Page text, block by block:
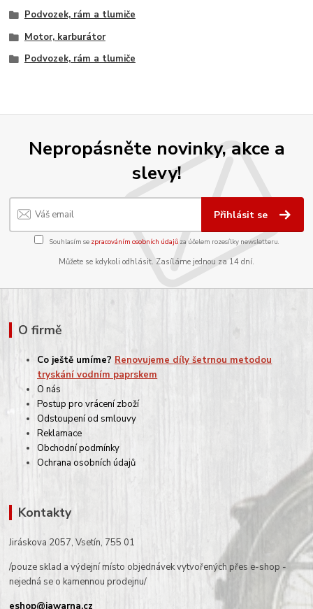
Podvozek, rám a tlumiče
Motor, karburátor
Podvozek, rám a tlumiče
Nepropásněte novinky, akce a
slevy!
Přihlásit se
Souhlasím se zpracováním osobních údajůza účelem rozesílky newsletteru.
Můžete se kdykoli odhlásit. Zasíláme jednou za 14 dní.
O firmě
Co ještě umíme? Renovujeme díly šetrnou metodou
tryskání vodním paprskem
O nás
Postup pro vrácení zboží
Odstoupení od smlouvy
Reklamace
Obchodní podmínky
Ochrana osobních údajů
Kontakty
Jiráskova 2057, Vsetín, 755 01
/pouze sklad a výdejní místo objednávek vytvořených přes e-shop -
nejedná se o kamennou prodejnu/
eshop@jawarna.cz